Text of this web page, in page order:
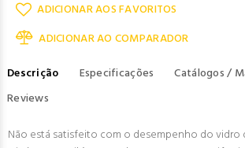
ADICIONAR AOS FAVORITOS
ADICIONAR AO COMPARADOR
Descrição
Especificações
Catálogos /
Reviews
Não está satisfeito com o desempenho do vidro